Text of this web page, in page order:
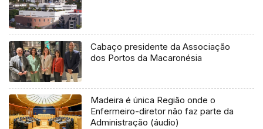
Cabaço presidente da Associação
dos Portos da Macaronésia
Madeira é única Região onde o
Enfermeiro-diretor não faz parte da
Administração (áudio)